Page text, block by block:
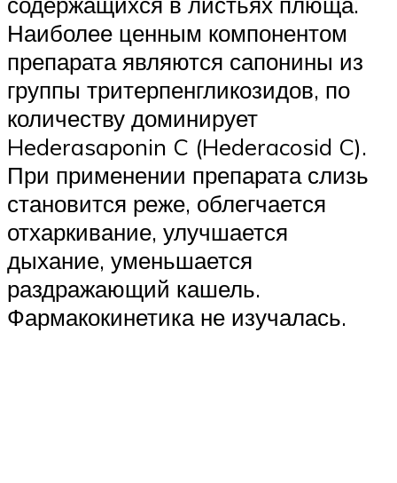
Наиболее ценным компонентом
препарата являются сапонины из
группы тритерпенгликозидов, по
количеству доминирует
Hederasaponin C (Hederacosid C).
При применении препарата слизь
становится реже, облегчается
отхаркивание, улучшается
дыхание, уменьшается
раздражающий кашель.
Фармакокинетика не изучалась.